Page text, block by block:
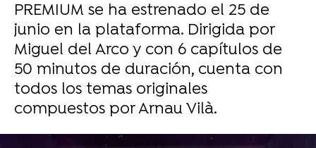
PREMIUM se ha estrenado el 25 de
junio en la plataforma. Dirigida por
Miguel del Arco y con 6 capítulos de
50 minutos de duración, cuenta con
todos los temas originales
compuestos por Arnau Vilà.